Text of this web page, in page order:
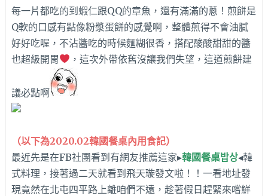
每一片都吃的到蝦仁跟QQ的章魚，還有滿滿的蔥！煎餅是
Q軟的口感有點像粉漿蛋餅的感覺啊，整體煎得不會油膩
好好吃喔，不沾醬吃的時候麵糊很香，搭配酸酸甜甜的醬
也超級開胃
，這次外帶依舊沒讓我們失望，這道煎餅建
議必點啊
（以下為2020.02韓國餐桌內用食記）
最近先是在FB社團看到有網友推薦這家▸韓國餐桌밥상◂韓
式料理，接著過二天就看到飛天璇發文啦！！一看地址發
現竟然在北屯四平路上離咱們不遠，趁著假日趕緊來嚐鮮